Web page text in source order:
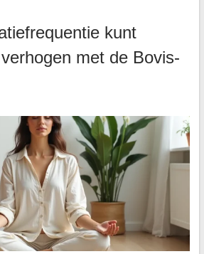
kunt
met de Bovis-